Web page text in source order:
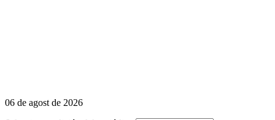
06 de agost de 2026